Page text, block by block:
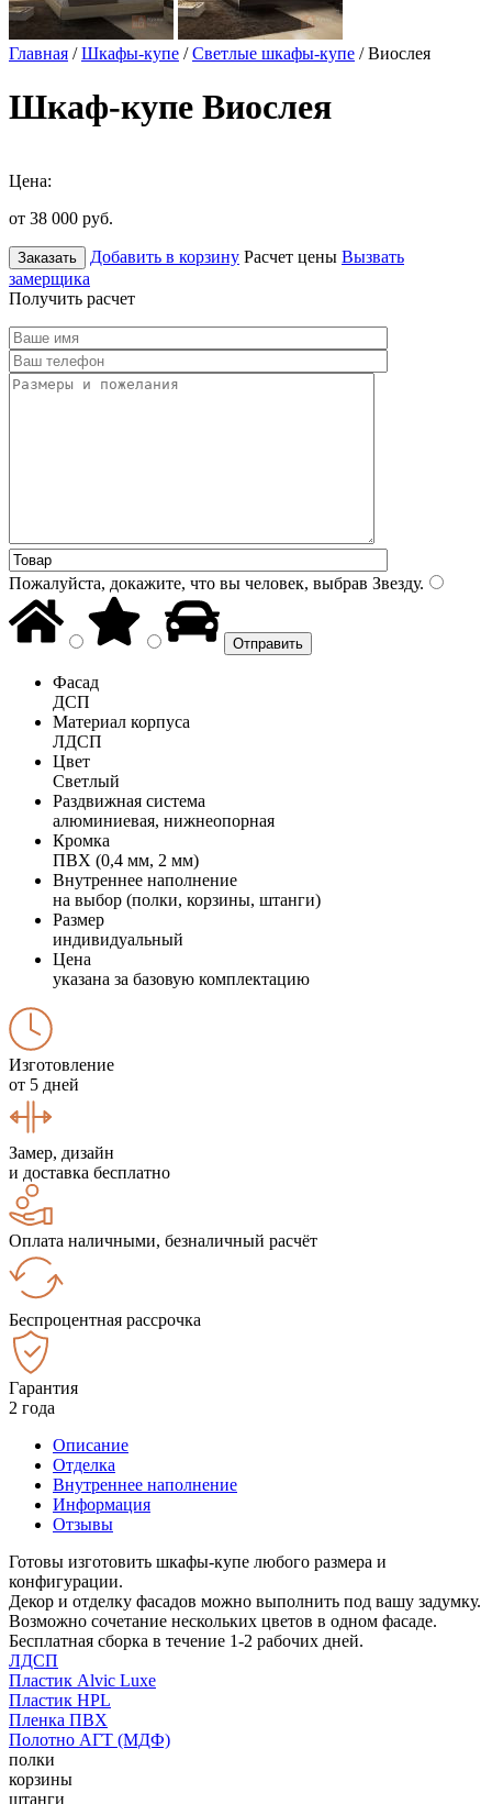
Главная /Шкафы-купе /Светлые шкафы-купе / Виослея
Шкаф-купе Виослея
Цена:
от 38 000 руб.
Заказать Добавить в корзину Расчет цены Вызвать
замерщика
Получить расчет
Пожалуйста, докажите, что вы человек, выбрав Звезду.
Фасад
ДСП
Материал корпуса
ЛДСП
Цвет
Светлый
Раздвижная система
алюминиевая, нижнеопорная
Кромка
ПВХ (0,4 мм, 2 мм)
Внутреннее наполнение
на выбор (полки, корзины, штанги)
Размер
индивидуальный
Цена
указана за базовую комплектацию
Изготовление
от 5 дней
Замер, дизайн
и доставка бесплатно
Оплата наличными, безналичный расчёт
Беспроцентная рассрочка
Гарантия
2 года
Описание
Отделка
Внутреннее наполнение
Информация
Отзывы
Готовы изготовить шкафы-купе любого размера и
конфигурации.
Декор и отделку фасадов можно выполнить под вашу задумку.
Возможно сочетание нескольких цветов в одном фасаде.
Бесплатная сборка в течение 1-2 рабочих дней.
ЛДСП
Пластик Alvic Luxe
Пластик HPL
Пленка ПВХ
Полотно АГТ (МДФ)
полки
корзины
штанги